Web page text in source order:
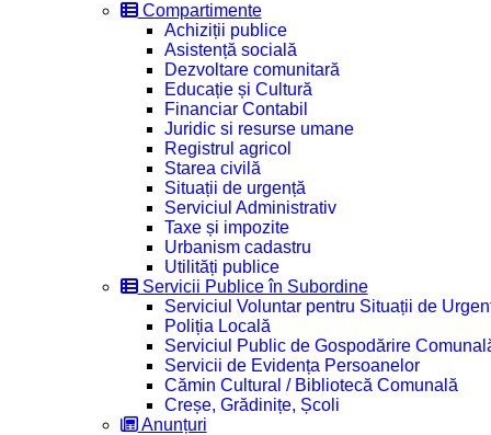
Compartimente
Achiziții publice
Asistență socială
Dezvoltare comunitară
Educație și Cultură
Financiar Contabil
Juridic si resurse umane
Registrul agricol
Starea civilă
Situații de urgență
Serviciul Administrativ
Taxe și impozite
Urbanism cadastru
Utilități publice
Servicii Publice în Subordine
Serviciul Voluntar pentru Situații de
Poliția Locală
Serviciul Public de Gospodărire
Servicii de Evidența Persoanelor
Cămin Cultural / Bibliotecă Comunală
Creșe, Grădinițe, Școli
Anunțuri